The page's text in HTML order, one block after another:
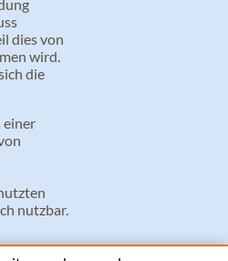
dies von
wird.
die
einer
nutzbar.